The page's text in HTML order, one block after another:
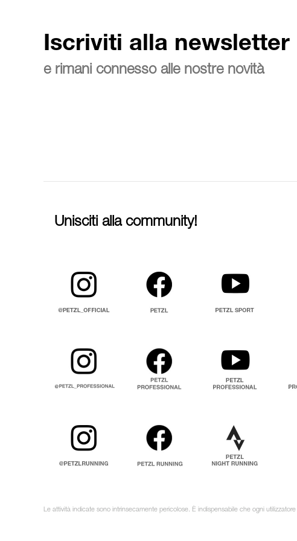
Iscriviti alla newsletter
e rimani connesso alle nostre novità
Unisciti alla community!
Le attività indicate sono intrinsecamente pericolose. È indispensabile che ogni